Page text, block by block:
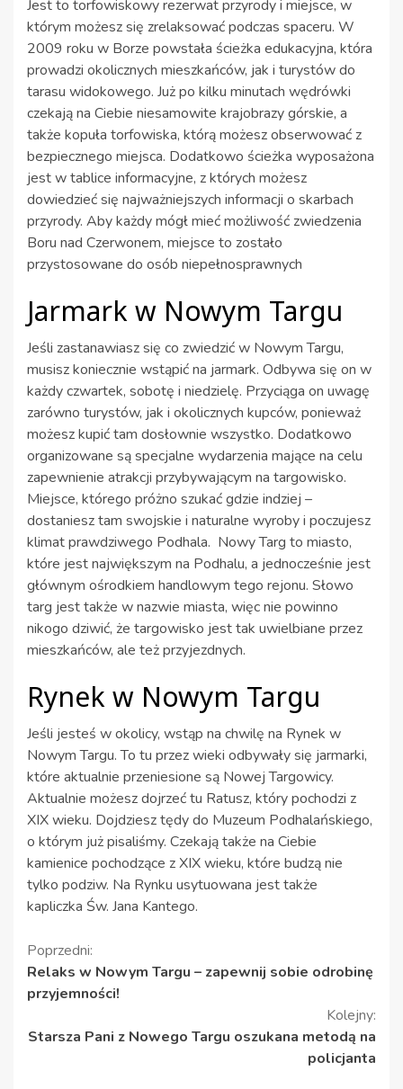
Jest to torfowiskowy rezerwat przyrody i miejsce, w
którym możesz się zrelaksować podczas spaceru. W
2009 roku w Borze powstała ścieżka edukacyjna, która
prowadzi okolicznych mieszkańców, jak i turystów do
tarasu widokowego. Już po kilku minutach wędrówki
czekają na Ciebie niesamowite krajobrazy górskie, a
także kopuła torfowiska, którą możesz obserwować z
bezpiecznego miejsca. Dodatkowo ścieżka wyposażona
jest w tablice informacyjne, z których możesz
dowiedzieć się najważniejszych informacji o skarbach
przyrody. Aby każdy mógł mieć możliwość zwiedzenia
Boru nad Czerwonem, miejsce to zostało
przystosowane do osób niepełnosprawnych
Jarmark w Nowym Targu
Jeśli zastanawiasz się co zwiedzić w Nowym Targu,
musisz koniecznie wstąpić na jarmark. Odbywa się on w
każdy czwartek, sobotę i niedzielę. Przyciąga on uwagę
zarówno turystów, jak i okolicznych kupców, ponieważ
możesz kupić tam dosłownie wszystko. Dodatkowo
organizowane są specjalne wydarzenia mające na celu
zapewnienie atrakcji przybywającym na targowisko.
Miejsce, którego próżno szukać gdzie indziej –
dostaniesz tam swojskie i naturalne wyroby i poczujesz
klimat prawdziwego Podhala. Nowy Targ to miasto,
które jest największym na Podhalu, a jednocześnie jest
głównym ośrodkiem handlowym tego rejonu. Słowo
targ jest także w nazwie miasta, więc nie powinno
nikogo dziwić, że targowisko jest tak uwielbiane przez
mieszkańców, ale też przyjezdnych.
Rynek w Nowym Targu
Jeśli jesteś w okolicy, wstąp na chwilę na Rynek w
Nowym Targu. To tu przez wieki odbywały się jarmarki,
które aktualnie przeniesione są Nowej Targowicy.
Aktualnie możesz dojrzeć tu Ratusz, który pochodzi z
XIX wieku. Dojdziesz tędy do Muzeum Podhalańskiego,
o którym już pisaliśmy. Czekają także na Ciebie
kamienice pochodzące z XIX wieku, które budzą nie
tylko podziw. Na Rynku usytuowana jest także
kapliczka Św. Jana Kantego.
Kontynuuj
czytanie
Poprzedni:
Relaks w Nowym Targu – zapewnij sobie odrobinę
przyjemności!
Kolejny:
Starsza Pani z Nowego Targu oszukana metodą na
policjanta